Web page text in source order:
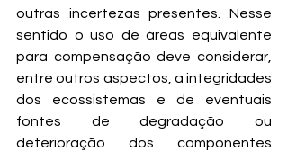
outras incertezas presentes. Nesse
sentido o uso de áreas equivalente
para compensação deve considerar,
entre outros aspectos, a integridades
dos ecossistemas e de eventuais
fontes de degradação ou
deterioração dos componentes